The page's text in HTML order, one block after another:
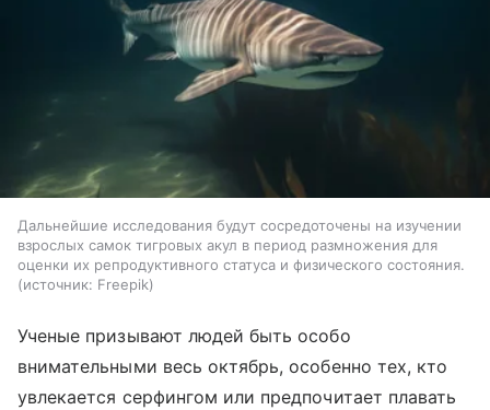
Дальнейшие исследования будут сосредоточены на изучении
взрослых самок тигровых акул в период размножения для
оценки их репродуктивного статуса и физического состояния.
источник: Freepik
Ученые призывают людей быть особо
внимательными весь октябрь, особенно тех, кто
увлекается серфингом или предпочитает плавать